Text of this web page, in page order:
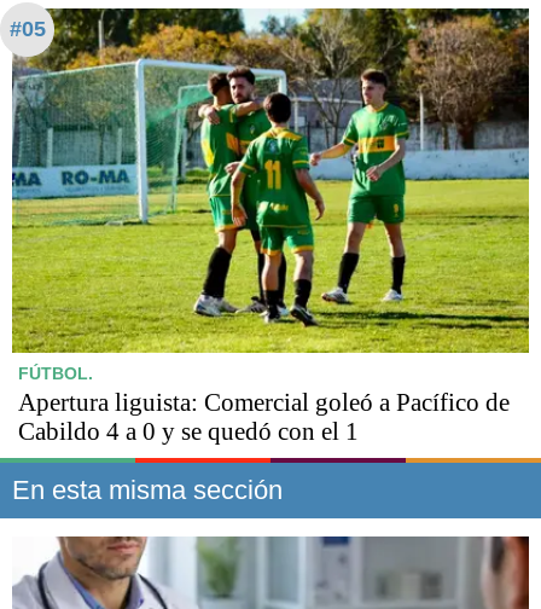
#05
FÚTBOL.
Apertura liguista: Comercial goleó a Pacífico de
Cabildo 4 a 0 y se quedó con el 1
En esta misma sección